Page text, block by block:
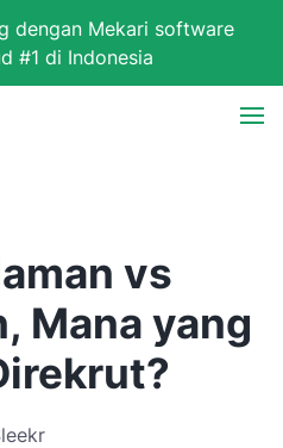
dengan Mekari software
#1 di Indonesia
vs
Mana yang